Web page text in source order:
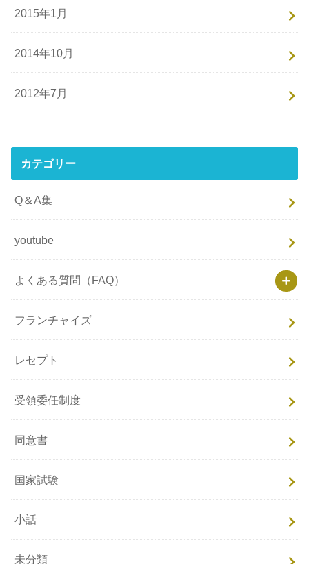
2015年1月
2014年10月
2012年7月
カテゴリー
Q＆A集
youtube
よくある質問（FAQ）
フランチャイズ
レセプト
受領委任制度
同意書
国家試験
小話
未分類